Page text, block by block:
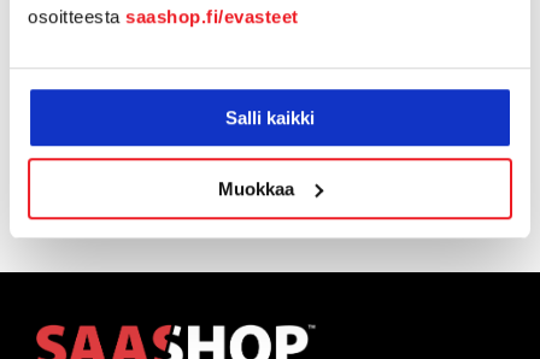
osoitteesta saashop.fi/evasteet
Salli kaikki
Muokkaa
Vapaamuotoiset tarinoinnit
Webinaaritallenteet